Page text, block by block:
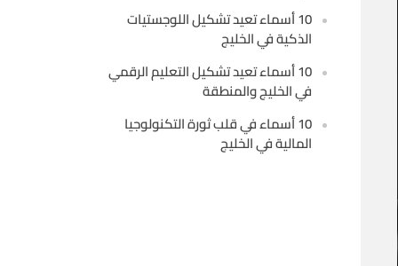
10 أسماء تعيد تشكيل اللوجستيات
الذكية في الخليج
10 أسماء تعيد تشكيل التعليم الرقمي
في الخليج والمنطقة
10 أسماء في قلب ثورة التكنولوجيا
المالية في الخليج